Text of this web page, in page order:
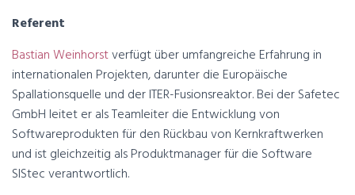
Referent
Bastian Weinhorstverfügt über umfangreiche Erfahrung in
internationalen Projekten, darunter die Europäische
Spallationsquelle und der ITER-Fusionsreaktor. Bei der Safetec
GmbH leitet er als Teamleiter die Entwicklung von
Softwareprodukten für den Rückbau von Kernkraftwerken
und ist gleichzeitig als Produktmanager für die Software
SIStec verantwortlich.